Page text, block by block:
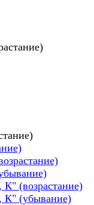
К" (возрастание)
К" (убывание)